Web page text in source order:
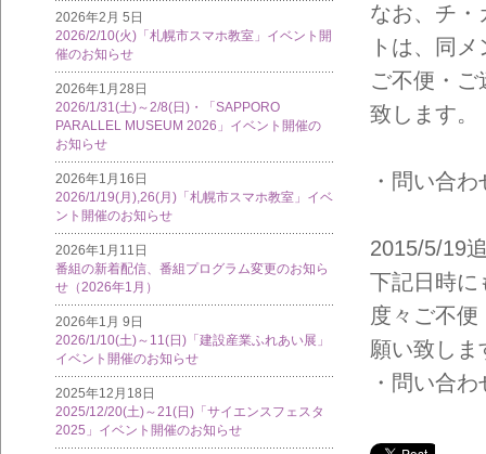
2026年2月 5日
2026/2/10(火)「札幌市スマホ教室」イベント開
催のお知らせ
2026年1月28日
2026/1/31(土)～2/8(日)・「SAPPORO
PARALLEL MUSEUM 2026」イベント開催の
お知らせ
2026年1月16日
2026/1/19(月),26(月)「札幌市スマホ教室」イベ
ント開催のお知らせ
2026年1月11日
番組の新着配信、番組プログラム変更のお知ら
せ（2026年1月）
2026年1月 9日
2026/1/10(土)～11(日)「建設産業ふれあい展」
イベント開催のお知らせ
2025年12月18日
2025/12/20(土)～21(日)「サイエンスフェスタ
2025」イベント開催のお知らせ
なお、チ・
トは、同
ご不便・
致します。
・問い合
2015/5/19
下記日時に
度々ご不
願い致しま
・問い合